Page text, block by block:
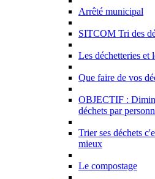
Arrêté municipal
SITCOM Tri des
Les déchetteries et
Que faire de vos
OBJECTIF :
déchets par
Trier ses déchets
mieux
Le compostage